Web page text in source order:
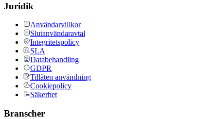
Juridik
Användarvillkor
Slutanvändaravtal
Integritetspolicy
SLA
Databehandling
GDPR
Tillåten användning
Cookiepolicy
Säkerhet
Branscher